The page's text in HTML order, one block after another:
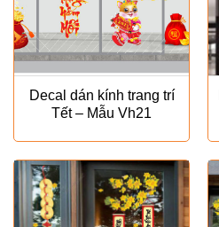
Decal dán kính trang trí
Tết – Mẫu Vh21